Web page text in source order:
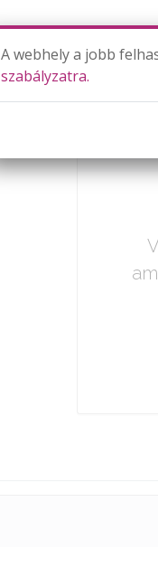
A webhely a jobb
szabályzatra.